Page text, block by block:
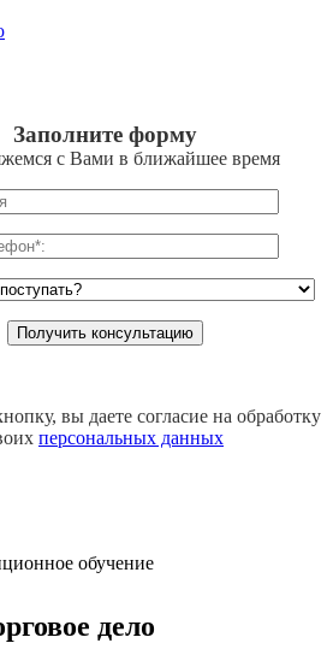
Заполните форму
с Вами в ближайшее время
вы даете согласие на обработку
персональных данных
дело